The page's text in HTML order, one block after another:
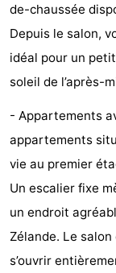
Westduin
Hôtels
Last
Voir
et
faire
Lieux
d'intérêt
-
Musées
-
de-chaussée
Depuis le salon,
idéal pour un
soleil de l’après-
- Appartements
appartements
vie au premier
Un escalier fixe
un endroit
Zélande. Le
s’ouvrir